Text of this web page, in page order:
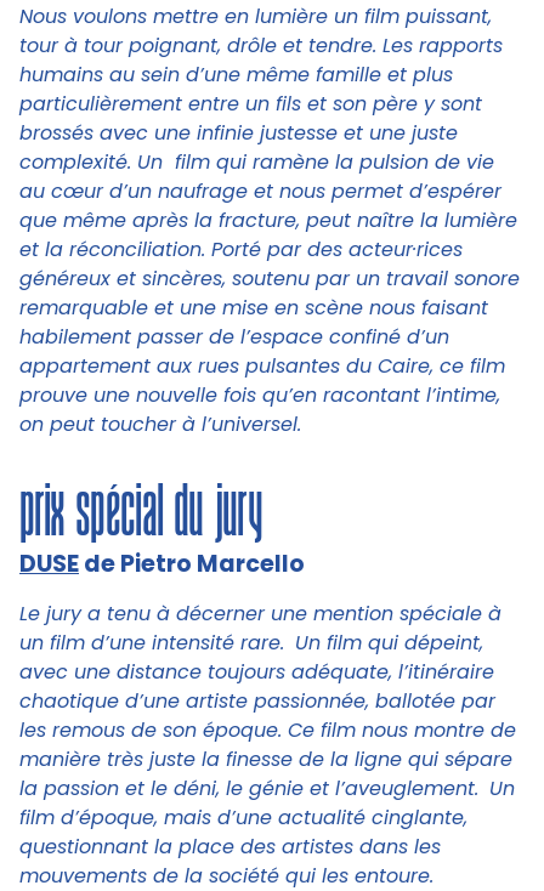
Nous voulons mettre en lumière un film puissant,
tour à tour poignant, drôle et tendre. Les rapports
humains au sein d’une même famille et plus
particulièrement entre un fils et son père y sont
brossés avec une infinie justesse et une juste
complexité. Un film qui ramène la pulsion de vie
au cœur d’un naufrage et nous permet d’espérer
que même après la fracture, peut naître la lumière
et la réconciliation. Porté par des acteur·rices
généreux et sincères, soutenu par un travail sonore
remarquable et une mise en scène nous faisant
habilement passer de l’espace confiné d’un
appartement aux rues pulsantes du Caire, ce film
prouve une nouvelle fois qu’en racontant l’intime,
on peut toucher à l’universel.
prix spécial du jury
DUSEde Pietro Marcello
Le jury a tenu à décerner une mention spéciale à
un film d’une intensité rare. Un film qui dépeint,
avec une distance toujours adéquate, l’itinéraire
chaotique d’une artiste passionnée, ballotée par
les remous de son époque. Ce film nous montre de
manière très juste la finesse de la ligne qui sépare
la passion et le déni, le génie et l’aveuglement. Un
film d’époque, mais d’une actualité cinglante,
questionnant la place des artistes dans les
mouvements de la société qui les entoure.